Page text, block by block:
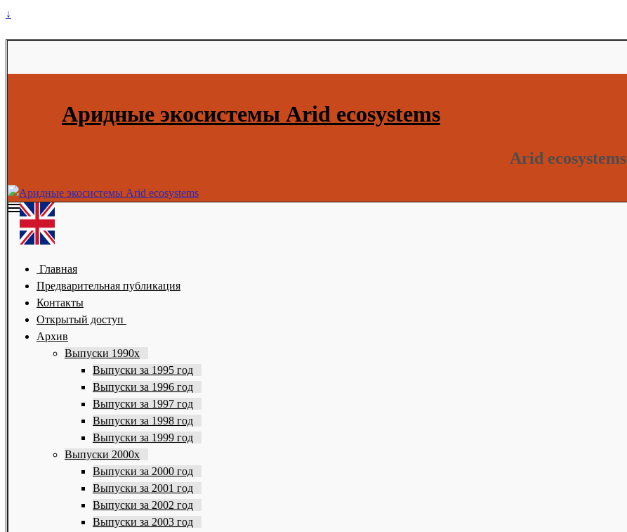
↓
Аридные экосистемы Arid ecosystems
Arid ecosystems
Главная
Предварительная публикация
Контакты
Открытый доступ
Архив
Выпуски 1990х
Выпуски за 1995 год
Выпуски за 1996 год
Выпуски за 1997 год
Выпуски за 1998 год
Выпуски за 1999 год
Выпуски 2000х
Выпуски за 2000 год
Выпуски за 2001 год
Выпуски за 2002 год
Выпуски за 2003 год